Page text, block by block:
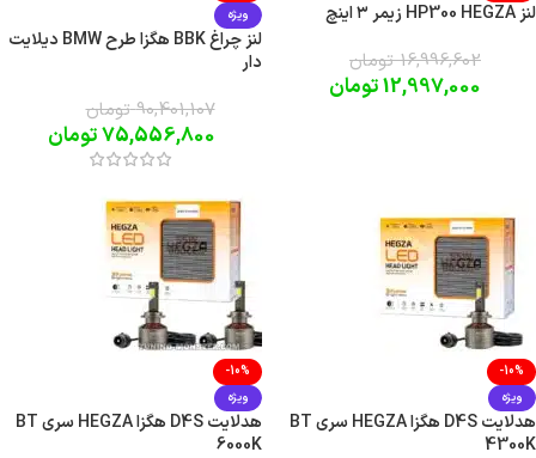
لنز HP300 HEGZA زیمر ۳ اینچ
16,996,602 تومان
12,997,000تومان
ویژه
لنز چراغ BBK هگزا طرح BMW دیلایت
دار
90,401,107 تومان
75,556,800تومان
-10%
ویژه
هدلایت D4S هگزا HEGZA سری BT
4300K
-10%
ویژه
هدلایت D4S هگزا HEGZA سری BT
6000K